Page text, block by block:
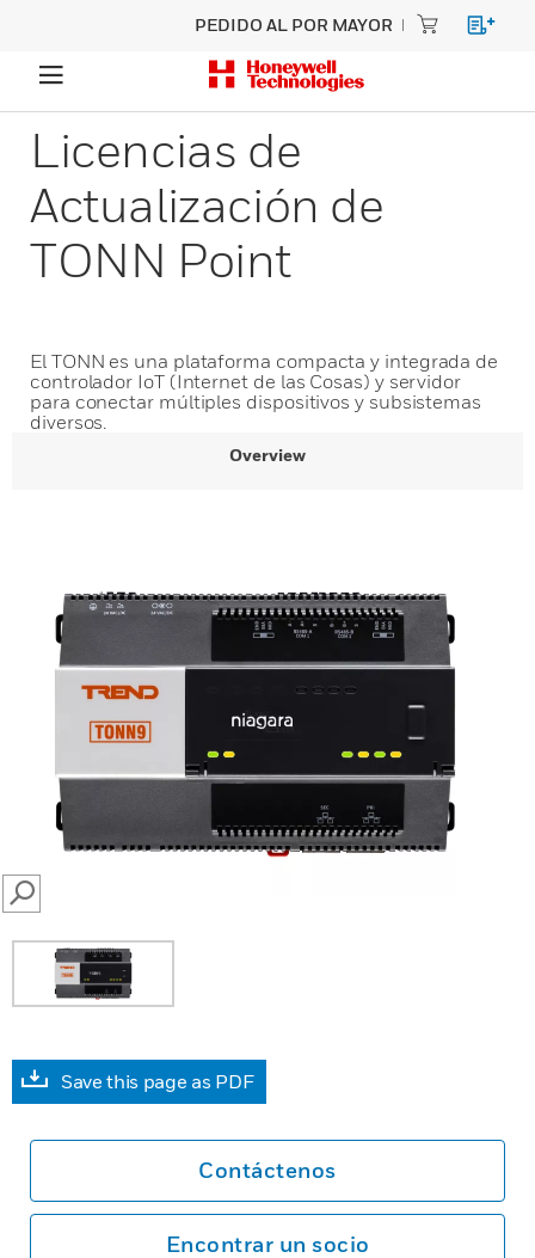
PEDIDO AL POR MAYOR
Licencias de
Actualización de
TONN Point
El TONN es una plataforma compacta y integrada de
controlador IoT (Internet de las Cosas) y servidor
para conectar múltiples dispositivos y subsistemas
diversos.
Overview
SEARCH
Save this page as PDF
Contáctenos
Encontrar un socio